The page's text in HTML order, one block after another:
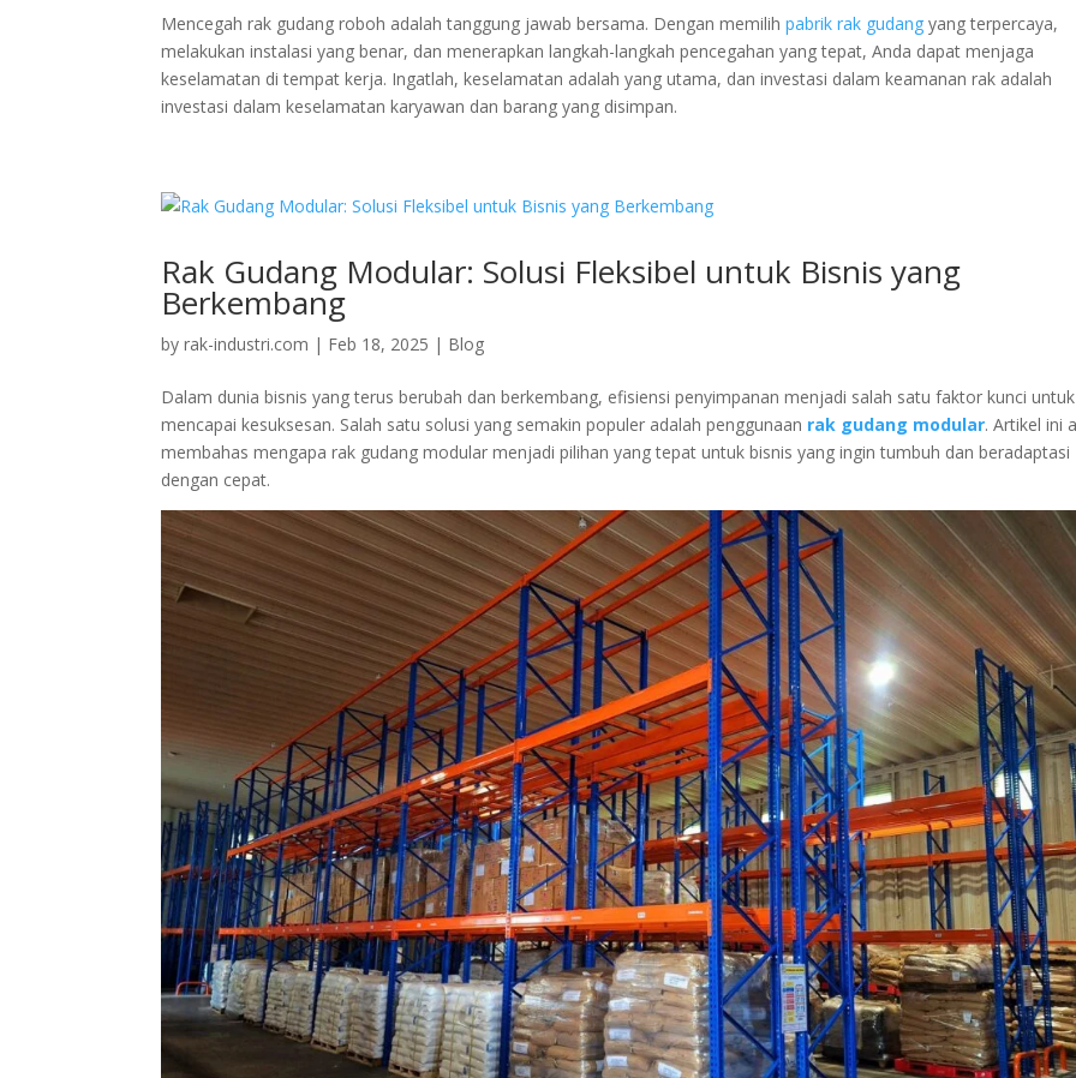
Mencegah rak gudang roboh adalah tanggung jawab bersama. Dengan memilih pabrik rak gudang yang terpercaya,
melakukan instalasi yang benar, dan menerapkan langkah-langkah pencegahan yang tepat, Anda dapat menjaga
keselamatan di tempat kerja. Ingatlah, keselamatan adalah yang utama, dan investasi dalam keamanan rak adalah
investasi dalam keselamatan karyawan dan barang yang disimpan.
Rak Gudang Modular: Solusi Fleksibel untuk Bisnis yang
Berkembang
byrak-industri.com | Feb 18, 2025 | Blog
Dalam dunia bisnis yang terus berubah dan berkembang, efisiensi penyimpanan menjadi salah satu faktor kunci untuk
mencapai kesuksesan. Salah satu solusi yang semakin populer adalah penggunaan rak gudang modular. Artikel ini
membahas mengapa rak gudang modular menjadi pilihan yang tepat untuk bisnis yang ingin tumbuh dan beradaptasi
dengan cepat.